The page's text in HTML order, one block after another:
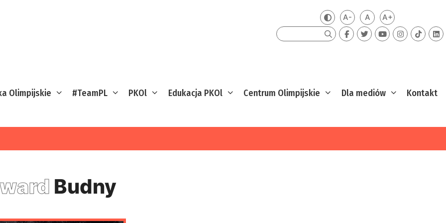
Zmień kontrast
A-Mniejsza czcionka
ADomyślna czcionka
A+Większa
Szukaj
Olimpijskie #TeamPL PKOl Edukacja PKOl Centrum Olimpijskie Dla mediów Kontakt
Budny